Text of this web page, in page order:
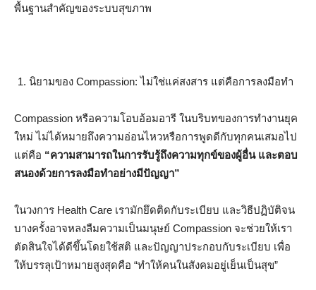
พื้นฐานสำคัญของระบบสุขภาพ
นิยามของ Compassion: ไม่ใช่แค่สงสาร แต่คือการลงมือทำ
Compassion หรือความโอบอ้อมอารี ในบริบทของการทำงานยุค
ใหม่ ไม่ได้หมายถึงความอ่อนไหวหรือการพูดดีกับทุกคนเสมอไป
แต่คือ “ความสามารถในการรับรู้ถึงความทุกข์ของผู้อื่น และตอบ
สนองด้วยการลงมือทำอย่างมีปัญญา”
ในวงการ Health Care เรามักยึดติดกับระเบียบ และวิธีปฏิบัติจน
บางครั้งอาจหลงลืมความเป็นมนุษย์ Compassion จะช่วยให้เรา
ตัดสินใจได้ดีขึ้นโดยใช้สติ และปัญญาประกอบกับระเบียบ เพื่อ
ให้บรรลุเป้าหมายสูงสุดคือ “ทำให้คนในสังคมอยู่เย็นเป็นสุข”